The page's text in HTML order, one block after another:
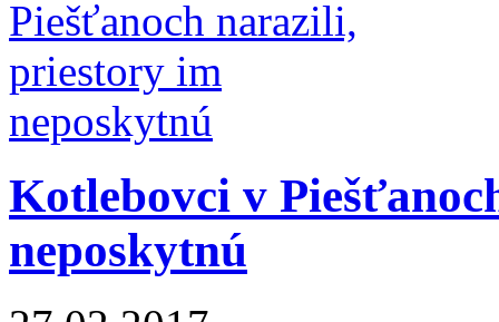
Kotlebovci v
neposkytnú